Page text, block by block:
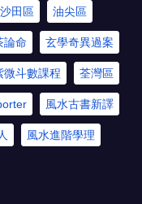
沙田區 油尖區
論命 玄學奇異過案
微斗數課程 荃灣區
風水古書新譯
風水進階學理